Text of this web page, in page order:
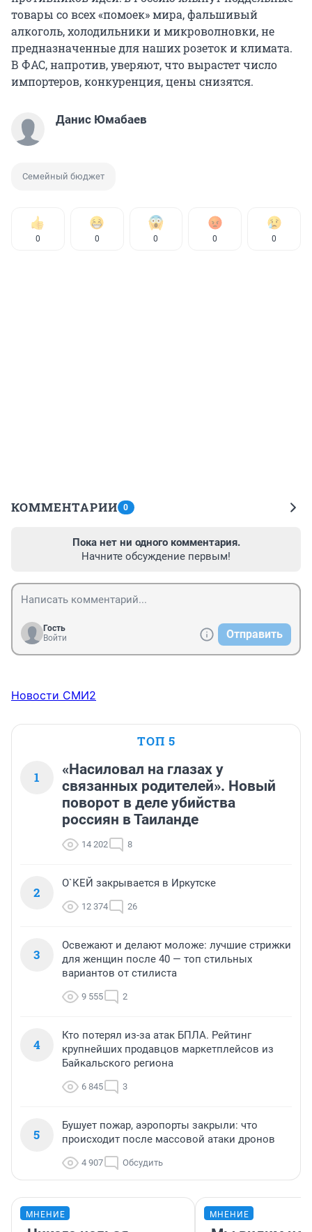
товары со всех «помоек» мира, фальшивый
алкоголь, холодильники и микроволновки, не
предназначенные для наших розеток и климата.
В ФАС, напротив, уверяют, что вырастет число
импортеров, конкуренция, цены снизятся.
Данис Юмабаев
Семейный бюджет
0 0 0 0 0
КОММЕНТАРИИ 0
Пока нет ни одного комментария.
Начните обсуждение первым!
Гость
Войти
Отправить
Новости СМИ2
ТОП 5
1
«Насиловал на глазах у
связанных родителей». Новый
поворот в деле убийства
россиян в Таиланде
14 202 8
2
О`КЕЙ закрывается в Иркутске
12 374 26
3
Освежают и делают моложе: лучшие стрижки
для женщин после 40 — топ стильных
вариантов от стилиста
9 555 2
4
Кто потерял из-за атак БПЛА. Рейтинг
крупнейших продавцов маркетплейсов из
Байкальского региона
6 845 3
5
Бушует пожар, аэропорты закрыли: что
происходит после массовой атаки дронов
4 907 Обсудить
МНЕНИЕ МНЕНИЕ